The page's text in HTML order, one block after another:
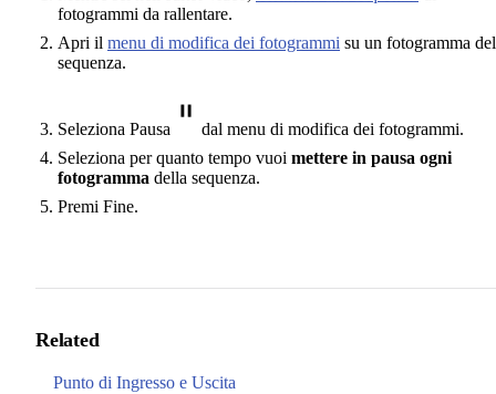
fotogrammi da rallentare.
Apri il menu di modifica dei fotogrammi su un fotogramma
sequenza.
Seleziona Pausa
dal menu di modifica dei fotogrammi.
Seleziona per quanto tempo vuoi mettere in pausa ogni
fotogramma della sequenza.
Premi Fine.
Related
Punto di Ingresso e Uscita